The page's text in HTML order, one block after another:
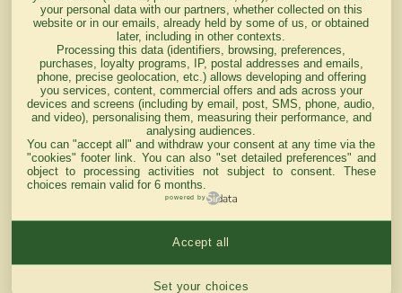
Courses
d'aujourd'hui
Haut de Page
Mentions légales du site
your personal data with our partners, whether collected on this
website or in our emails, already held by some of us, or obtained
later, including in other contexts.
Processing this data (identifiers, browsing, preferences,
purchases, loyalty programs, IP, postal addresses and emails,
phone, precise geolocation, etc.) allows developing and offering
you services, content, commercial offers and ads across your
devices and screens (including by email, post, SMS, phone, audio,
and video), personalising them, measuring their performance, and
analysing audiences.
You can "accept all" and withdraw your consent at any time via the
"cookies" footer link . You can also "set detailed preferences" and
object to processing activities not subject to consent. These
choices remain valid for 6 months.
powered by
Set your choices
Accept all